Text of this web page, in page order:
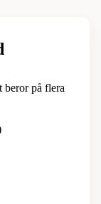
beror på flera